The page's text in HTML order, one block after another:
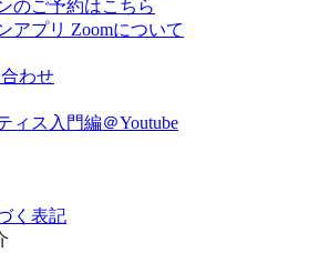
のご予約はこちら
アプリ Zoomについて
わせ
ィス入門編＠Youtube
く表記